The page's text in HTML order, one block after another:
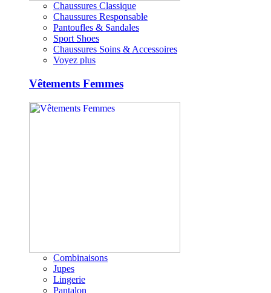
Chaussures Classique
Chaussures Responsable
Pantoufles & Sandales
Sport Shoes
Chaussures Soins & Accessoires
Voyez plus
Vêtements Femmes
Combinaisons
Jupes
Lingerie
Pantalon